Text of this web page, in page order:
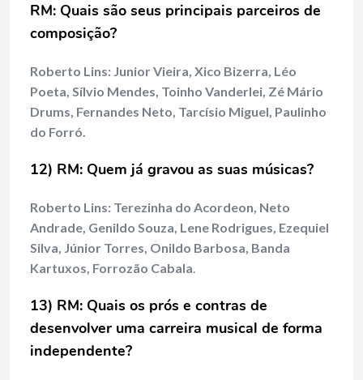
RM: Quais são seus principais parceiros de
composição?
Roberto Lins: Junior Vieira, Xico Bizerra, Léo
Poeta, Sílvio Mendes, Toinho Vanderlei, Zé Mário
Drums, Fernandes Neto, Tarcísio Miguel, Paulinho
do Forró.
12) RM: Quem já gravou as suas músicas?
Roberto Lins: Terezinha do Acordeon, Neto
Andrade, Genildo Souza, Lene Rodrigues, Ezequiel
Silva, Júnior Torres, Onildo Barbosa, Banda
Kartuxos, Forrozão Cabala.
13) RM: Quais os prós e contras de
desenvolver uma carreira musical de forma
independente?